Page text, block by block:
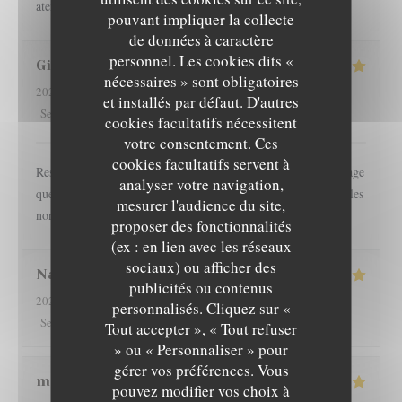
pouvant impliquer la collecte
de données à caractère
personnel. Les cookies dits «
nécessaires » sont obligatoires
et installés par défaut. D'autres
cookies facultatifs nécessitent
votre consentement. Ces
cookies facultatifs servent à
analyser votre navigation,
mesurer l'audience du site,
proposer des fonctionnalités
(ex : en lien avec les réseaux
sociaux) ou afficher des
publicités ou contenus
personnalisés. Cliquez sur «
Tout accepter », « Tout refuser
» ou « Personnaliser » pour
gérer vos préférences. Vous
pouvez modifier vos choix à
atento y la comida excelente. ☺️
Gilles
2026-08-01
- 19:30 - Couverts 2
Service
Ambiance: 3 /5 Cuisine:5/5 Qualité / Prix
Restaurant l épicurien est pour nous une valeur sûre... Dommage
que les clients soient autorisés à fumer en terrasse, perturbant les
non fumeurs Pas de mauvaise surprise
Nathan
2026-08-01
- 19:30 - Couverts 2
Service
Ambiance /5 Cuisine:5 /5 Qualité / Prix
martine
L'EPICURIEN